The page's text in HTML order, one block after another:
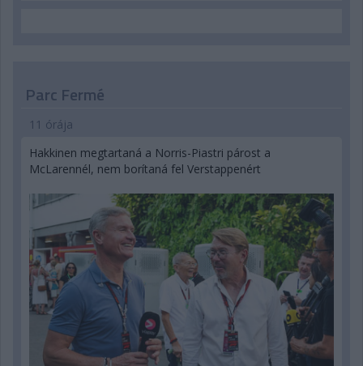
Parc Fermé
11 órája
Hakkinen megtartaná a Norris-Piastri párost a
McLarennél, nem borítaná fel Verstappenért